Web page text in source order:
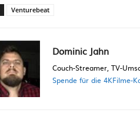
Venturebeat
Dominic Jahn
Couch-Streamer, TV-
Spende für die 4KFilme-